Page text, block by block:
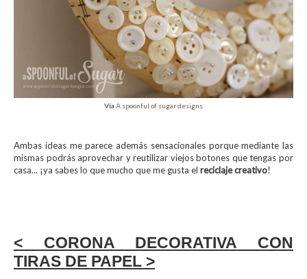
Vía A spoonful of sugar designs
Ambas ideas me parece además sensacionales porque mediante las
mismas podrás aprovechar y reutilizar viejos botones que tengas por
casa... ¡ya sabes lo que mucho que me gusta el reciclaje creativo!
< CORONA DECORATIVA CON
TIRAS DE PAPEL >